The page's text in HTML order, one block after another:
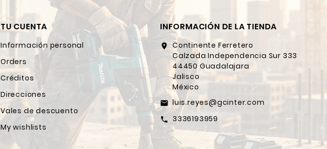
TU CUENTA
Información personal
Orders
Créditos
Direcciones
Vales de descuento
My wishlists
INFORMACIÓN DE LA TIENDA
location_on Continente Ferretero
Calzada Independencia Sur 333
44450 Guadalajara
Jalisco
México
email luis.reyes@gcinter.com
call 3336193959